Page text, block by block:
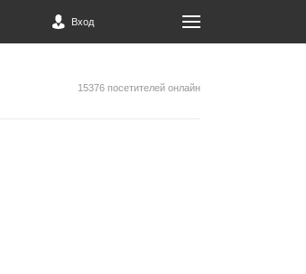
Вход
15376 посетителей онлайн